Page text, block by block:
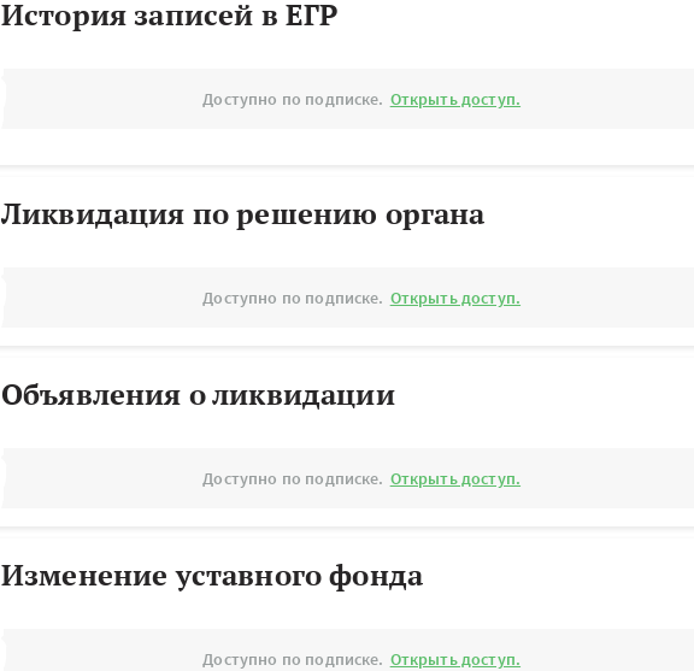
История записей в ЕГР
Доступно по подписке. Открыть доступ.
Ликвидация по решению органа
Доступно по подписке. Открыть доступ.
Объявления о ликвидации
Доступно по подписке. Открыть доступ.
Изменение уставного фонда
Доступно по подписке. Открыть доступ.